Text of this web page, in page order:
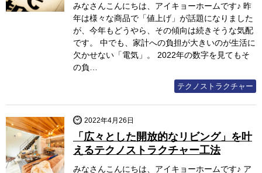
みなさんこんにちは、アイキョーホームです♪ 昨
年は様々な商品で「値上げ」が話題になりました
が、今年もどうやら、その傾向は続きそうな気配
です。 中でも、家計への負担が大きいのが生活に
欠かせない「電気」。 2022年の数字を見てもそ
の負…
テクノストラクチャー
2022年4月26日
「広々とした開放的なリビング」を叶
えるテクノストラクチャー工法
みなさんこんにちは、アイキョーホームです♪ ア